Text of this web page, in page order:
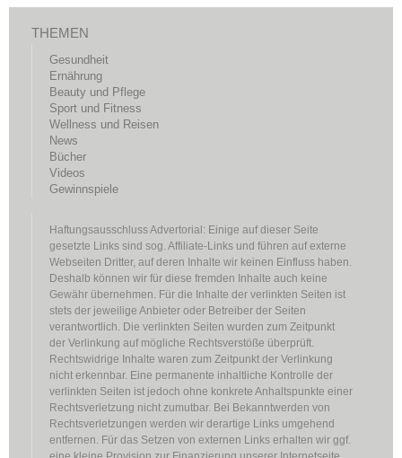
THEMEN
Gesundheit
Ernährung
Beauty und Pflege
Sport und Fitness
Wellness und Reisen
News
Bücher
Videos
Gewinnspiele
Haftungsausschluss Advertorial: Einige auf dieser Seite
gesetzte Links sind sog. Affiliate-Links und führen auf externe
Webseiten Dritter, auf deren Inhalte wir keinen Einfluss haben.
Deshalb können wir für diese fremden Inhalte auch keine
Gewähr übernehmen. Für die Inhalte der verlinkten Seiten ist
stets der jeweilige Anbieter oder Betreiber der Seiten
verantwortlich. Die verlinkten Seiten wurden zum Zeitpunkt
der Verlinkung auf mögliche Rechtsverstöße überprüft.
Rechtswidrige Inhalte waren zum Zeitpunkt der Verlinkung
nicht erkennbar. Eine permanente inhaltliche Kontrolle der
verlinkten Seiten ist jedoch ohne konkrete Anhaltspunkte einer
Rechtsverletzung nicht zumutbar. Bei Bekanntwerden von
Rechtsverletzungen werden wir derartige Links umgehend
entfernen. Für das Setzen von externen Links erhalten wir ggf.